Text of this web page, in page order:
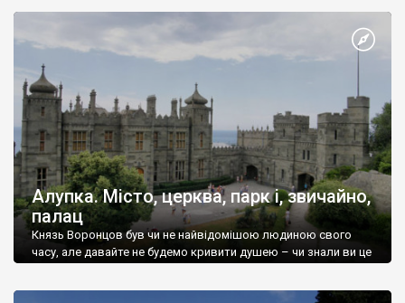
Алупка. Місто, церква, парк і, звичайно,
палац
Князь Воронцов був чи не найвідомішою людиною свого
часу, але давайте не будемо кривити душею – чи знали ви це